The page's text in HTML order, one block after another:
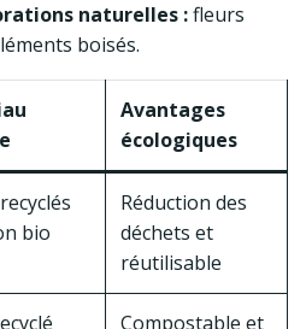
naturelles :fleurs
boisés.
Avantages
écologiques
bio
Réduction des
déchets et
réutilisable
Compostable et